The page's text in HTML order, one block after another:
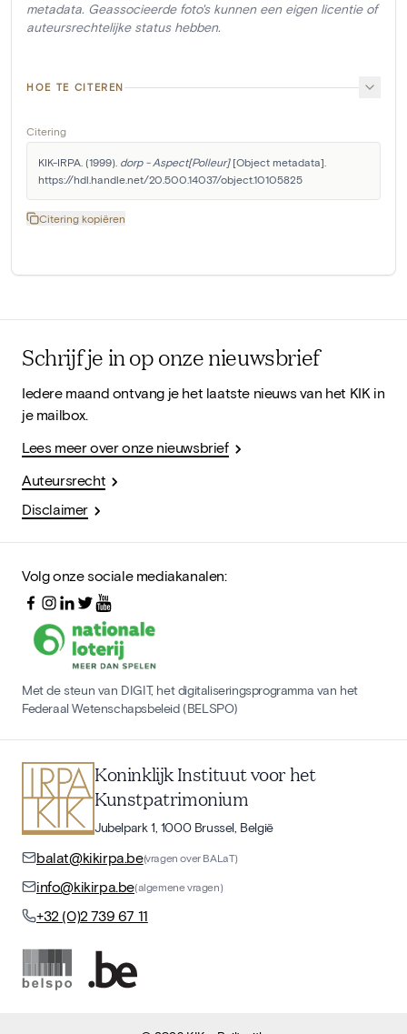
metadata. Geassocieerde foto's kunnen een eigen licentie of
auteursrechtelijke status hebben.
HOE TE CITEREN
Citering
KIK-IRPA. (1999). dorp - Aspect[Polleur] [Object metadata].
https://hdl.handle.net/20.500.14037/object.10105825
Citering kopiëren
Schrijf je in op onze nieuwsbrief
Iedere maand ontvang je het laatste nieuws van het KIK in
je mailbox.
Lees meer over onze nieuwsbrief
Auteursrecht
Disclaimer
Volg onze sociale mediakanalen:
Met de steun van DIGIT, het digitaliseringsprogramma van het
Federaal Wetenschapsbeleid (BELSPO)
Koninklijk Instituut voor het
Kunstpatrimonium
Jubelpark 1, 1000 Brussel, België
balat@kikirpa.be(vragen over BALaT)
info@kikirpa.be(algemene vragen)
+32 (0)2 739 67 11